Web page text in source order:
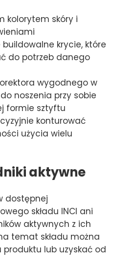
kolorytem skóry i
krycie, które
do potrzeb danego
wygodnego w
noszenia przy sobie
formie sztyftu
konturować
użycia wielu
aktywne
dostępnej
składu INCI ani
aktywnych z ich
temat składu można
lub uzyskać od